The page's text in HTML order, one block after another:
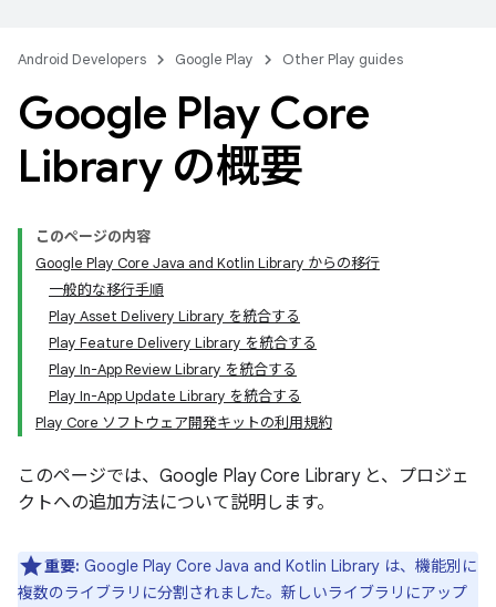
Android Developers Google Play Other Play guides
Google Play Core
Library の概要
このページの内容
Google Play Core Java and Kotlin Library からの移行
一般的な移行手順
Play Asset Delivery Library を統合する
Play Feature Delivery Library を統合する
Play In-App Review Library を統合する
Play In-App Update Library を統合する
Play Core ソフトウェア開発キットの利用規約
このページでは、Google Play Core Library と、プロジェ
クトへの追加方法について説明します。
重要: Google Play Core Java and Kotlin Library は、機能別に
複数のライブラリに分割されました。新しいライブラリにアップ